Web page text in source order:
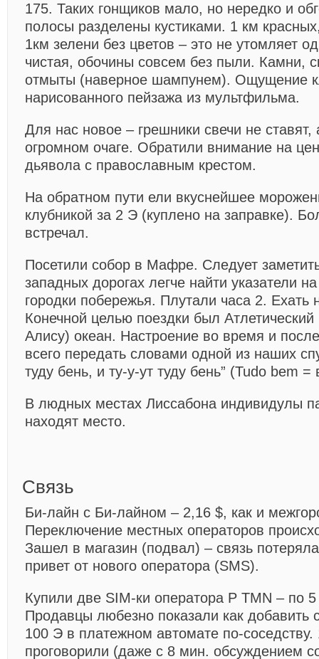
175. Таких гонщиков мало, но нередко и
полосы разделены кустиками. 1 км
1км зелени без цветов – это не утомляет
чистая, обочины совсем без пыли. Камни,
отмыты (наверное шампунем). Ощущение
нарисованного пейзажа из мультфильма.
Для нас новое – грешники свечи не ставят,
огромном очаге. Обратили внимание на
дьявола с православным крестом.
На обратном пути ели вкуснейшее
клубникой за 2 Э (куплено на заправке).
встречал.
Посетили собор в Мафре. Следует
западных дорогах легче найти указатели
городки побережья. Плутали часа 2. Ехать
Конечной целью поездки был
Алису) океан. Настроение во время и
всего передать словами одной из наших
туду бень, и ту-у-ут туду бень” (Tudo bem
В людных местах Лиссабона индивидулы
находят место.
Связь
Би-лайн с Би-лайном – 2,16 $, как и
Переключение местных операторов
Зашел в магазин (подвал) – связь
привет от нового оператора (SMS).
Купили две SIM-ки оператора P TMN – по
Продавцы любезно показали как добавить
100 Э в платежном автомате по-
проговорили (даже с 8 мин. обсуждением